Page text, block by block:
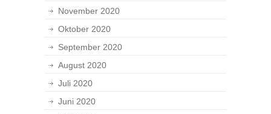
November 2020
Oktober 2020
September 2020
August 2020
Juli 2020
Juni 2020